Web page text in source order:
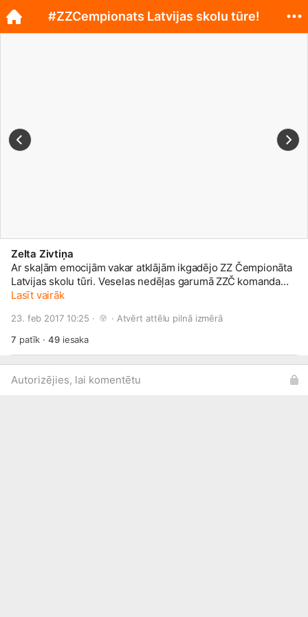
Zelta Zivtiņa
Ar skaļām emocijām vakar atklājām ikgadējo ZZ Čempionāta
Latvijas skolu tūri. Veselas nedēļas garumā ZZČ komanda
kopā ar mūziķiem, Zī&Zē un talismanu Lāci iepriecinās
jaunumiem. Tiekās!
Lasīt vairāk
23. feb 2017 10:25 · · Atvērt attēlu pilnā izmērā
7 patīk ·49iesaka
Autorizējies, lai komentētu
#ZZCempionats Latvijas skolu tūre!